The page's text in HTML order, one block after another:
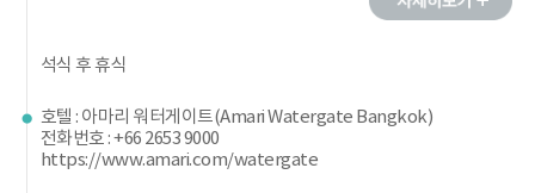
석식 후 휴식
호텔 : 아마리 워터게이트(Amari Watergate Bangkok)
전화번호 : +66 2653 9000
https://www.amari.com/watergate